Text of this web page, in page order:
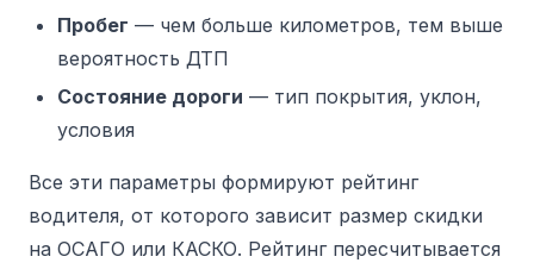
Пробег — чем больше километров, тем выше
вероятность ДТП
Состояние дороги — тип покрытия, уклон,
условия
Все эти параметры формируют рейтинг
водителя, от которого зависит размер скидки
на ОСАГО или КАСКО. Рейтинг пересчитывается